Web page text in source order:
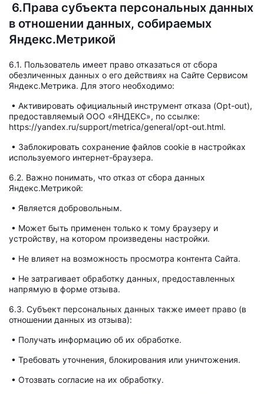
6.Права субъекта персональных данных
в отношении данных, собираемых
Яндекс.Метрикой
6.1. Пользователь имеет право отказаться от сбора
обезличенных данных о его действиях на Сайте Сервисом
Яндекс.Метрика. Для этого необходимо:
• Активировать официальный инструмент отказа (Opt-out),
предоставляемый ООО «ЯНДЕКС», по ссылке:
https://yandex.ru/support/metrica/general/opt-out.html.
• Заблокировать сохранение файлов cookie в настройках
используемого интернет-браузера.
6.2. Важно понимать, что отказ от сбора данных
Яндекс.Метрикой:
• Является добровольным.
• Может быть применен только к тому браузеру и
устройству, на котором произведены настройки.
• Не влияет на возможность просмотра контента Сайта.
• Не затрагивает обработку данных, предоставленных
напрямую в форме отзыва.
6.3. Субъект персональных данных также имеет право (в
отношении данных из отзыва):
• Получать информацию об их обработке.
• Требовать уточнения, блокирования или уничтожения.
• Отозвать согласие на их обработку.